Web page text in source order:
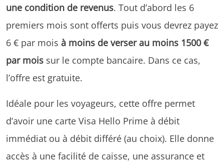
une condition de revenus. Tout d’abord les 6
premiers mois sont offerts puis vous devrez payez
6 € par mois à moins de verser au moins 1500 €
par mois sur le compte bancaire. Dans ce cas,
l’offre est gratuite.
Idéale pour les voyageurs, cette offre permet
d’avoir une carte Visa Hello Prime à débit
immédiat ou à débit différé (au choix). Elle donne
accès à une facilité de caisse, une assurance et